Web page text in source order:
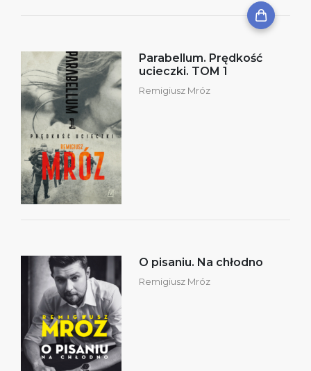
Parabellum. Prędkość
ucieczki. TOM 1
Remigiusz Mróz
O pisaniu. Na chłodno
Remigiusz Mróz